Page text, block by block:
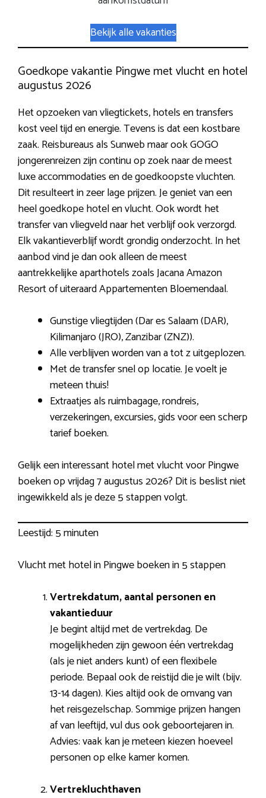
Bekijk alle vakanties
Goedkope vakantie Pingwe met vlucht en hotel
augustus 2026
Het opzoeken van vliegtickets, hotels en transfers
kost veel tijd en energie. Tevens is dat een kostbare
zaak. Reisbureaus als Sunweb maar ook GOGO
jongerenreizen zijn continu op zoek naar de meest
luxe accommodaties en de goedkoopste vluchten.
Dit resulteert in zeer lage prijzen. Je geniet van een
heel goedkope hotel en vlucht. Ook wordt het
transfer van vliegveld naar het verblijf ook verzorgd.
Elk vakantieverblijf wordt grondig onderzocht. In het
aanbod vind je dan ook alleen de meest
aantrekkelijke aparthotels zoals Jacana Amazon
Resort of uiteraard Appartementen Bloemendaal.
Gunstige vliegtijden (Dar es Salaam (DAR),
Kilimanjaro (JRO), Zanzibar (ZNZ)).
Alle verblijven worden van a tot z uitgeplozen.
Met de transfer snel op locatie. Je voelt je
meteen thuis!
Extraatjes als ruimbagage, rondreis,
verzekeringen, excursies, gids voor een scherp
tarief boeken.
Gelijk een interessant hotel met vlucht voor Pingwe
boeken op vrijdag 7 augustus 2026? Dit is beslist niet
ingewikkeld als je deze 5 stappen volgt.
Leestijd: 5 minuten
Vlucht met hotel in Pingwe boeken in 5 stappen
Vertrekdatum, aantal personen en
vakantieduur
Je begint altijd met de vertrekdag. De
mogelijkheden zijn gewoon één vertrekdag
(als je niet anders kunt) of een flexibele
periode. Bepaal ook de reistijd die je wilt (bijv.
13-14 dagen). Kies altijd ook de omvang van
het reisgezelschap. Sommige prijzen hangen
af van leeftijd, vul dus ook geboortejaren in.
Advies: vaak kan je meteen kiezen hoeveel
personen op elke kamer komen.
Vertrekluchthaven